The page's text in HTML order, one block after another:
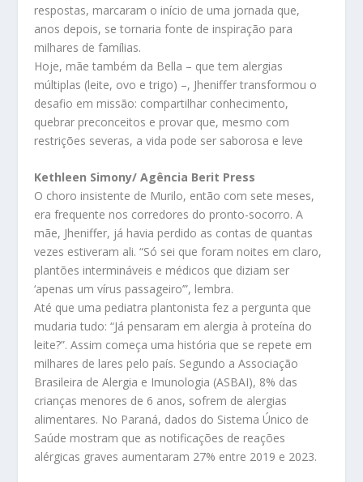
respostas, marcaram o início de uma jornada que,
anos depois, se tornaria fonte de inspiração para
milhares de famílias.
Hoje, mãe também da Bella – que tem alergias
múltiplas (leite, ovo e trigo) –, Jheniffer transformou o
desafio em missão: compartilhar conhecimento,
quebrar preconceitos e provar que, mesmo com
restrições severas, a vida pode ser saborosa e leve
Kethleen Simony/ Agência Berit Press
O choro insistente de Murilo, então com sete meses,
era frequente nos corredores do pronto-socorro. A
mãe, Jheniffer, já havia perdido as contas de quantas
vezes estiveram ali. “Só sei que foram noites em claro,
plantões intermináveis e médicos que diziam ser
‘apenas um vírus passageiro’”, lembra.
Até que uma pediatra plantonista fez a pergunta que
mudaria tudo: “Já pensaram em alergia à proteína do
leite?”. Assim começa uma história que se repete em
milhares de lares pelo país. Segundo a Associação
Brasileira de Alergia e Imunologia (ASBAI), 8% das
crianças menores de 6 anos, sofrem de alergias
alimentares. No Paraná, dados do Sistema Único de
Saúde mostram que as notificações de reações
alérgicas graves aumentaram 27% entre 2019 e 2023.